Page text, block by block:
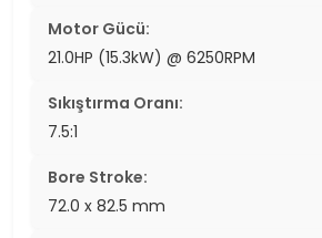
Motor Gücü:
21.0HP (15.3kW) @ 6250RPM
Sıkıştırma Oranı:
7.5:1
Bore Stroke:
72.0 x 82.5 mm